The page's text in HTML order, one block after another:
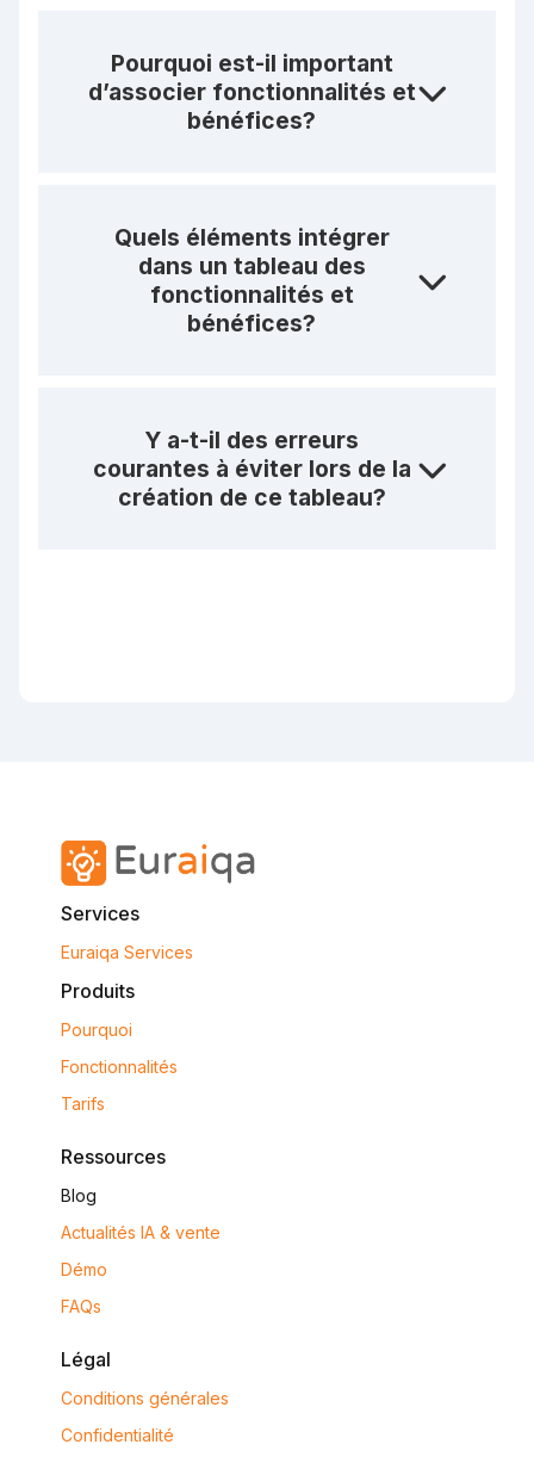
Pourquoi est-il important
d’associer fonctionnalités et
bénéfices?
Quels éléments intégrer
dans un tableau des
fonctionnalités et
bénéfices?
Y a-t-il des erreurs
courantes à éviter lors de la
création de ce tableau?
Services
Euraiqa Services
Produits
Pourquoi
Fonctionnalités
Tarifs
Ressources
Blog
Actualités IA & vente
Démo
FAQs
Légal
Conditions générales
Confidentialité